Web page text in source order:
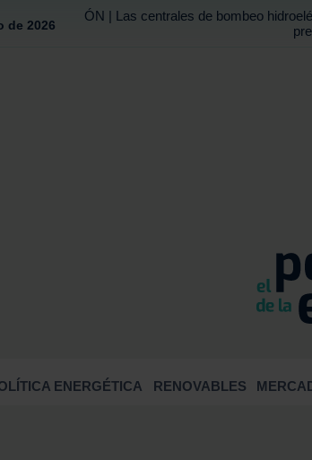
de 2026
ÓN | Las centrales de bombeo
ENERGÉTICA RENOVABLES